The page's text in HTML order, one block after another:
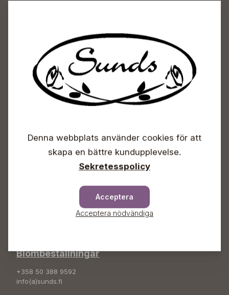
Sunds Trädgårdscenter
Öppet
Info & växel
Sunds Trädgård Ab
Blombeställningar
+358 50 388 9592
info(a)sunds.fi
Denna webbplats använder cookies för att
skapa en bättre kundupplevelse.
Sekretesspolicy
Acceptera
Acceptera nödvändiga